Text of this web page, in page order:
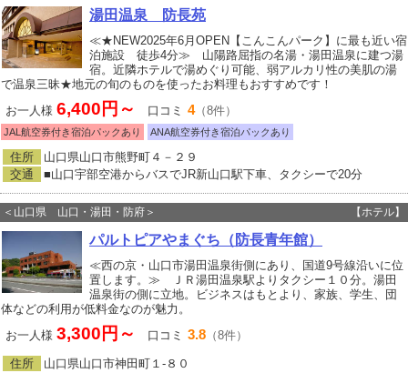
湯田温泉 防長苑
≪★NEW2025年6月OPEN【こんこんパーク】に最も近い宿
泊施設 徒歩4分≫ 山陽路屈指の名湯・湯田温泉に建つ湯
宿。近隣ホテルで湯めぐり可能、弱アルカリ性の美肌の湯
で温泉三昧★地元の旬のものを使ったお料理もおすすめです！
お一人様 6,400円～ 口コミ 4（8件）
JAL航空券付き宿泊パックあり ANA航空券付き宿泊パックあり
住所
山口県山口市熊野町４－２９
交通
■山口宇部空港からバスでJR新山口駅下車、タクシーで20分
＜山口県 山口・湯田・防府＞ 【ホテル】
パルトピアやまぐち（防長青年館）
≪西の京・山口市湯田温泉街側にあり、国道9号線沿いに位
置します。≫ ＪＲ湯田温泉駅よりタクシー１０分。湯田
温泉街の側に立地。ビジネスはもとより、家族、学生、団
体などの利用が低料金なのが魅力。
お一人様 3,300円～ 口コミ 3.8 （8件）
住所 山口県山口市神田町１‐８０